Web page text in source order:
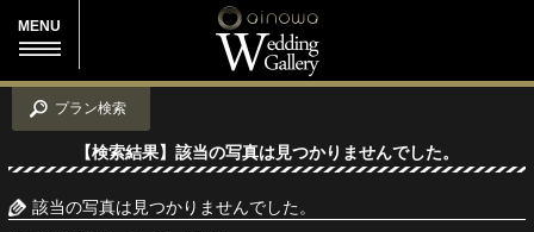
MENU
プラン検索
【検索結果】該当の写真は見つかりませんでした。
該当の写真は見つかりませんでした。